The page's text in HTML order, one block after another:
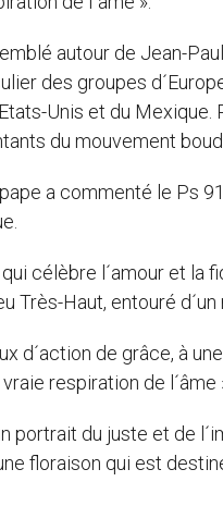
autour de Jean-
des groupes
Unis et du
du mouvement
a commenté le Ps
célèbre l´amour et la
Très-Haut, entouré
d´action de grâce, à
respiration de l´âme
du juste et de
floraison qui est